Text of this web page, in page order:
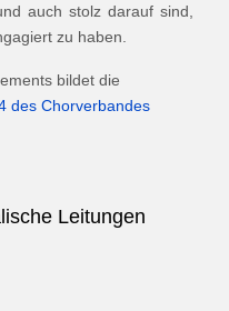
auch stolz darauf sind,
zu haben.
bildet die
des Chorverbandes
Leitungen